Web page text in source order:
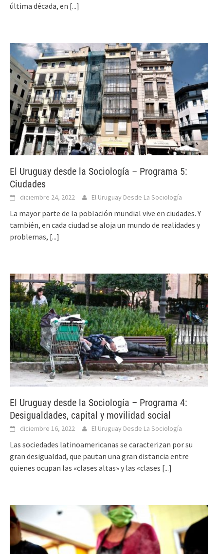
última década, en [...]
El Uruguay desde la Sociología – Programa 5:
Ciudades
diciembre 24, 2022 El Uruguay Desde La Sociología
La mayor parte de la población mundial vive en ciudades. Y
también, en cada ciudad se aloja un mundo de realidades y
problemas, [...]
El Uruguay desde la Sociología – Programa 4:
Desigualdades, capital y movilidad social
diciembre 16, 2022 El Uruguay Desde La Sociología
Las sociedades latinoamericanas se caracterizan por su
gran desigualdad, que pautan una gran distancia entre
quienes ocupan las «clases altas» y las «clases [...]